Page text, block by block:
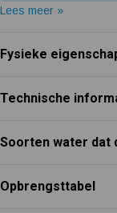
Lees meer »
Fysieke
Technische
Soorten water dat
Opbrengsttabel